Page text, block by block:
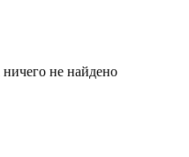
не найдено